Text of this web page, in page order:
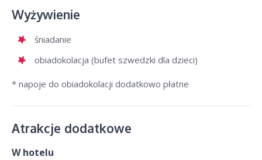
Wyżywienie
śniadanie
obiadokolacja (bufet szwedzki dla dzieci)
* napoje do obiadokolacji dodatkowo płatne
Atrakcje dodatkowe
W hotelu